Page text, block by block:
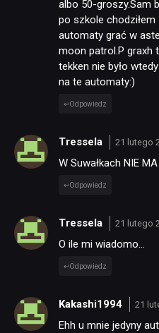
albo 50-groszy.Sam
po szkole
automaty grać w
moon patrol.P graxh
tekken nie było
na te automaty:)
Odpowiedz
Tressela 21 lutego
W Suwałkach NIE
Odpowiedz
Tressela 21 lutego
O ile mi wiadomo…
Odpowiedz
Kakashi1994 21
Ehh u mnie jedyny